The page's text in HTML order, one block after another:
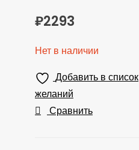
₽2293
Нет в наличии
Добавить в список
желаний
Сравнить